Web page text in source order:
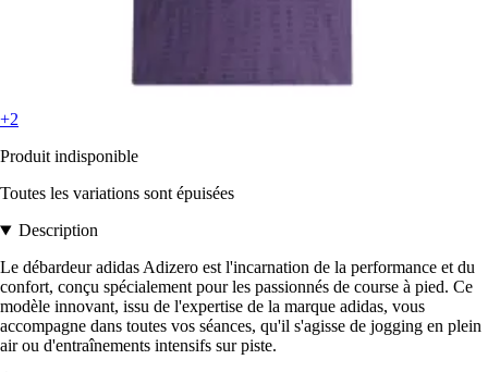
+2
Produit indisponible
Toutes les variations sont épuisées
Description
Le débardeur adidas Adizero est l'incarnation de la performance et du
confort, conçu spécialement pour les passionnés de course à pied. Ce
modèle innovant, issu de l'expertise de la marque adidas, vous
accompagne dans toutes vos séances, qu'il s'agisse de jogging en plein
air ou d'entraînements intensifs sur piste.